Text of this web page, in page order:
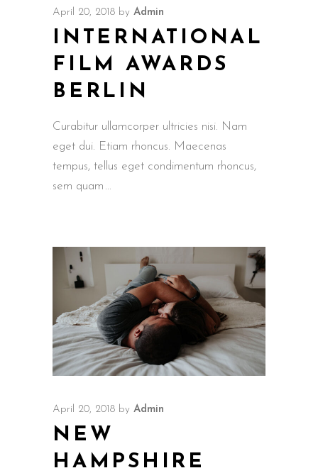
April 20, 2018 by Admin
INTERNATIONAL
FILM AWARDS
BERLIN
Curabitur ullamcorper ultricies nisi. Nam
eget dui. Etiam rhoncus. Maecenas
tempus, tellus eget condimentum rhoncus,
sem quam
April 20, 2018 by Admin
NEW
HAMPSHIRE